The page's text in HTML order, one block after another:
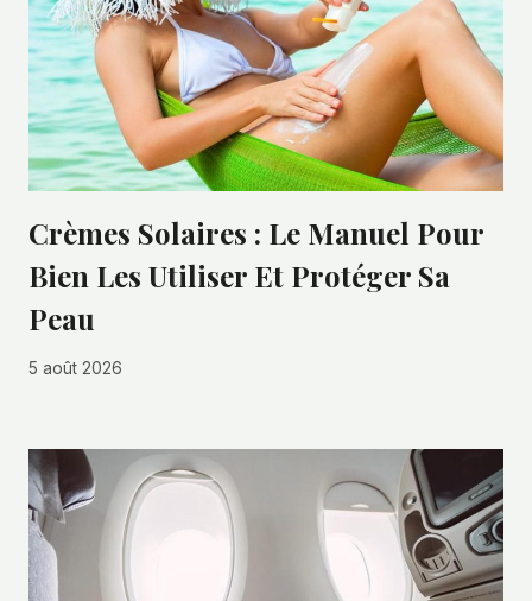
Crèmes Solaires : Le Manuel Pour
Bien Les Utiliser Et Protéger Sa
Peau
5 août 2026